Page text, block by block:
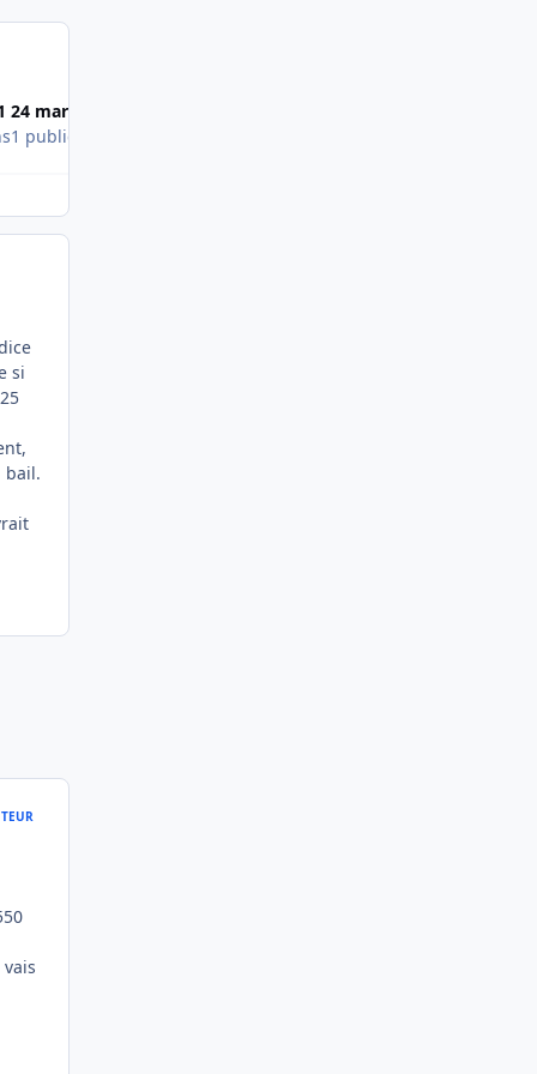
24 mars 2011
1 publication
si
bail.